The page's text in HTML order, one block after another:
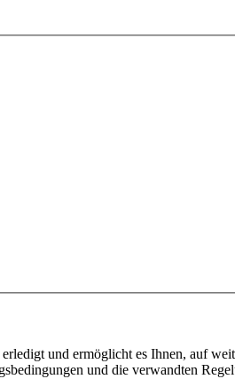
und ermöglicht es Ihnen, auf
und die verwandten